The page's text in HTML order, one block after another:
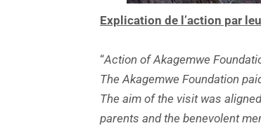
Explication de l’action par
“Action of Akagemwe
The Akagemwe Foundation
The aim of the visit was
parents and the benevolent